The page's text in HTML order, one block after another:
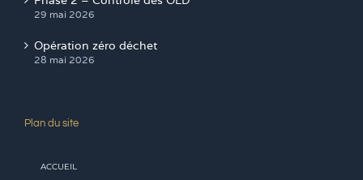
29 mai 2026
Opération zéro déchet
28 mai 2026
Plan du site
ACCUEIL